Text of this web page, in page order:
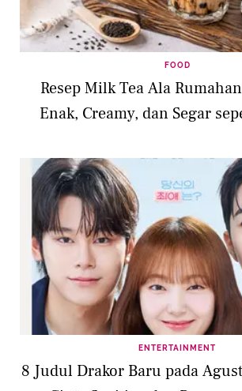
FOOD
Resep Milk Tea Ala
Enak, Creamy, dan Segar
ENTERTAINMENT
8 Judul Drakor Baru pada